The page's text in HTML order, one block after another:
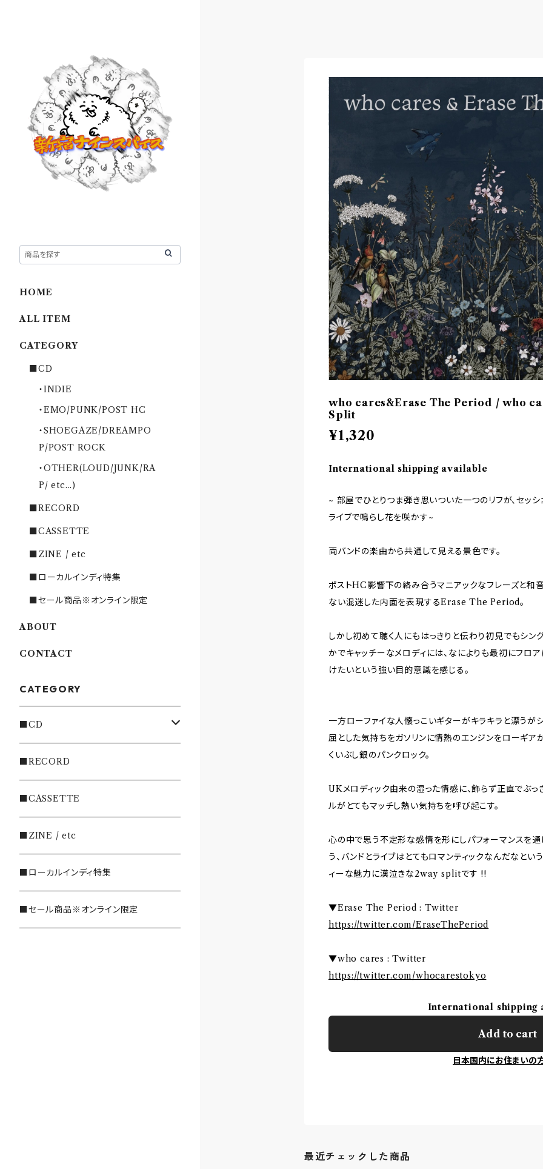
who cares&Erase The Period / who
Split
¥1,320
International shipping available
~ 部屋でひとりつま弾き思いついた一つのリフが、セッ
ライブで鳴らし花を咲かす~
両バンドの楽曲から共通して見える景色です。
ポストHC影響下の絡み合うマニアックなフレーズと和
ない混迷した内面を表現するErase The Period。
しかし初めて聴く人にもはっきりと伝わり初見でもシ
かでキャッチーなメロディには、なによりも最初にフロ
けたいという強い目的意識を感じる。
一方ローファイな人懐っこいギターがキラキラと漂う
屈とした気持ちをガソリンに情熱のエンジンをローギア
くいぶし銀のパンクロック。
UKメロディック由来の湿った情感に、飾らず正直でぶ
ルがとてもマッチし熱い気持ちを呼び起こす。
心の中で思う不定形な感情を形にしパフォーマンスを
う、バンドとライブはとてもロマンティックなんだなと
ィーな魅力に漢泣きな2way splitです !!
▼Erase The Period : Twitter
https://twitter.com/EraseThePeriod
▼who cares : Twitter
https://twitter.com/whocarestokyo
International shipping
Add to cart
日本国内にお住まいの
最近チェックした商品
HOME
ALL ITEM
CATEGORY
■CD
・INDIE
・EMO/PUNK/POST HC
・SHOEGAZE/DREAMPO
P/POST ROCK
・OTHER(LOUD/JUNK/RA
P/ etc...)
■RECORD
■CASSETTE
■ZINE / etc
■ローカルインディ特集
■セール商品※オンライン限定
ABOUT
CONTACT
CATEGORY
■CD
・INDIE
・EMO/PUNK/POST HC
・SHOEGAZE/DREAMPOP/POST
ROCK
・OTHER(LOUD/JUNK/RAP/ et
c...)
■RECORD
■CASSETTE
■ZINE / etc
■ローカルインディ特集
■セール商品※オンライン限定